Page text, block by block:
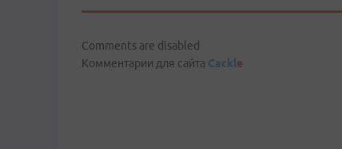
Comments are disabled
Комментарии для сайта Cackle